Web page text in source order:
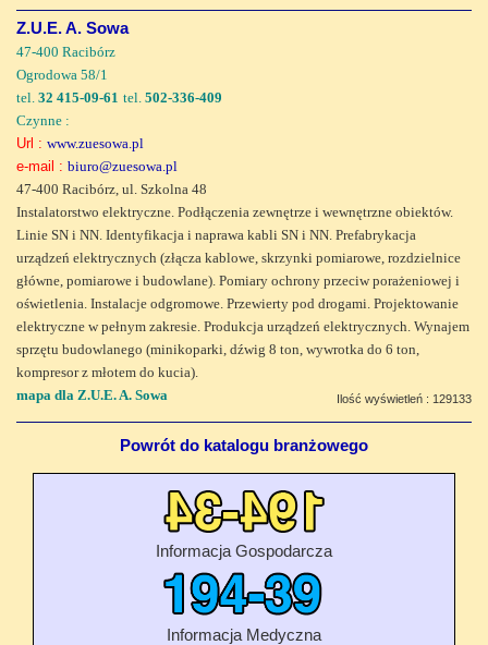
Z.U.E. A. Sowa
47-400 Racibórz
Ogrodowa 58/1
tel. 32 415-09-61 tel. 502-336-409
Czynne :
Url : www.zuesowa.pl
e-mail : biuro@zuesowa.pl
47-400 Racibórz, ul. Szkolna 48
Instalatorstwo elektryczne. Podłączenia zewnętrze i wewnętrzne obiektów.
Linie SN i NN. Identyfikacja i naprawa kabli SN i NN. Prefabrykacja
urządzeń elektrycznych (złącza kablowe, skrzynki pomiarowe, rozdzielnice
główne, pomiarowe i budowlane). Pomiary ochrony przeciw porażeniowej i
oświetlenia. Instalacje odgromowe. Przewierty pod drogami. Projektowanie
elektryczne w pełnym zakresie. Produkcja urządzeń elektrycznych. Wynajem
sprzętu budowlanego (minikoparki, dźwig 8 ton, wywrotka do 6 ton,
kompresor z młotem do kucia).
mapa dla Z.U.E. A. Sowa
Ilość wyświetleń : 129133
Powrót do katalogu branżowego
Informacja Gospodarcza
Informacja Medyczna